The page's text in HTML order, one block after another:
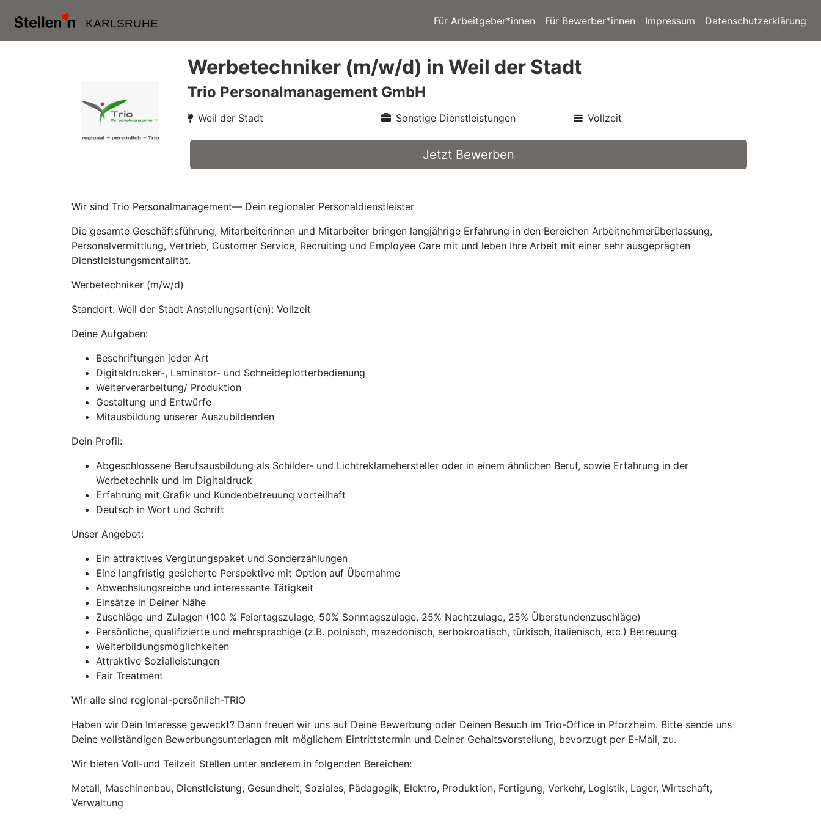
KARLSRUHE Für Arbeitgeber*innen Für Bewerber*innen Impressum Datenschutzerklärung
Werbetechniker (m/w/d) in Weil der Stadt
Trio Personalmanagement GmbH
Weil der Stadt Sonstige Dienstleistungen Vollzeit
Jetzt Bewerben
Wir sind Trio Personalmanagement— Dein regionaler Personaldienstleister
Die gesamte Geschäftsführung, Mitarbeiterinnen und Mitarbeiter bringen langjährige Erfahrung in den Bereichen Arbeitnehmerüberlassung,
Personalvermittlung, Vertrieb, Customer Service, Recruiting und Employee Care mit und leben Ihre Arbeit mit einer sehr ausgeprägten
Dienstleistungsmentalität.
Werbetechniker (m/w/d)
Standort: Weil der Stadt Anstellungsart(en): Vollzeit
Deine Aufgaben:
Beschriftungen jeder Art
Digitaldrucker-, Laminator- und Schneideplotterbedienung
Weiterverarbeitung/ Produktion
Gestaltung und Entwürfe
Mitausbildung unserer Auszubildenden
Dein Profil:
Abgeschlossene Berufsausbildung als Schilder- und Lichtreklamehersteller oder in einem ähnlichen Beruf, sowie Erfahrung in der
Werbetechnik und im Digitaldruck
Erfahrung mit Grafik und Kundenbetreuung vorteilhaft
Deutsch in Wort und Schrift
Unser Angebot:
Ein attraktives Vergütungspaket und Sonderzahlungen
Eine langfristig gesicherte Perspektive mit Option auf Übernahme
Abwechslungsreiche und interessante Tätigkeit
Einsätze in Deiner Nähe
Zuschläge und Zulagen (100 % Feiertagszulage, 50% Sonntagszulage, 25% Nachtzulage, 25% Überstundenzuschläge)
Persönliche, qualifizierte und mehrsprachige (z.B. polnisch, mazedonisch, serbokroatisch, türkisch, italienisch, etc.) Betreuung
Weiterbildungsmöglichkeiten
Attraktive Sozialleistungen
Fair Treatment
Wir alle sind regional-persönlich-TRIO
Haben wir Dein Interesse geweckt? Dann freuen wir uns auf Deine Bewerbung oder Deinen Besuch im Trio-Office in Pforzheim. Bitte sende uns
Deine vollständigen Bewerbungsunterlagen mit möglichem Eintrittstermin und Deiner Gehaltsvorstellung, bevorzugt per E-Mail, zu.
Wir bieten Voll-und Teilzeit Stellen unter anderem in folgenden Bereichen:
Metall, Maschinenbau, Dienstleistung, Gesundheit, Soziales, Pädagogik, Elektro, Produktion, Fertigung, Verkehr, Logistik, Lager, Wirtschaft,
Verwaltung